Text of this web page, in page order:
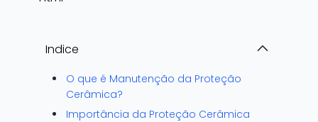
Indice
O que é Manutenção da Proteção
Cerâmica?
Importância da Proteção Cerâmica